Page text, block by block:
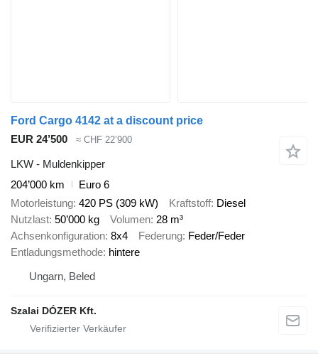
Ford Cargo 4142 at a discount price
EUR 24’500
≈ CHF 22’900
LKW - Muldenkipper
204’000 km
Euro 6
Motorleistung 420 PS (309 kW) Kraftstoff Diesel
Nutzlast 50’000 kg Volumen 28 m³
Achsenkonfiguration 8x4 Federung Feder/Feder
Entladungsmethode hintere
Ungarn, Beled
Szalai DÓZER Kft.